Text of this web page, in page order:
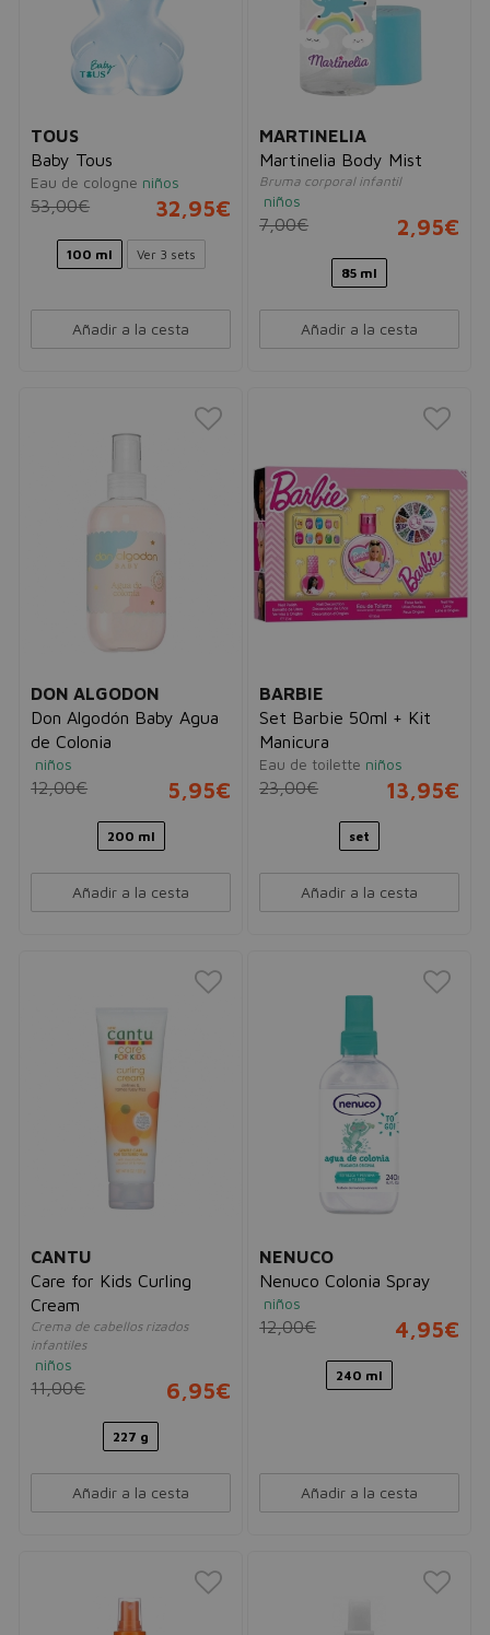
TOUS
Baby Tous
Eau de cologne niños
53,00€ 32,95€
100 ml Ver 3 sets
Añadir a la cesta
MARTINELIA
Martinelia Body Mist
Bruma corporal infantil
niños
7,00€ 2,95€
85 ml
Añadir a la cesta
DON ALGODON
Don Algodón Baby Agua
de Colonia
niños
12,00€ 5,95€
200 ml
Añadir a la cesta
BARBIE
Set Barbie 50ml + Kit
Manicura
Eau de toilette niños
23,00€ 13,95€
set
Añadir a la cesta
CANTU
Care for Kids Curling
Cream
Crema de cabellos rizados
infantiles
niños
11,00€ 6,95€
227 g
Añadir a la cesta
NENUCO
Nenuco Colonia Spray
niños
12,00€ 4,95€
240 ml
Añadir a la cesta